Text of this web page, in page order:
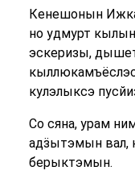
Кенешонын
но удмурт
эскеризы,
кулэлыксэ
Со сяна, урам
адӟытэмын вал,
берыктэмын.